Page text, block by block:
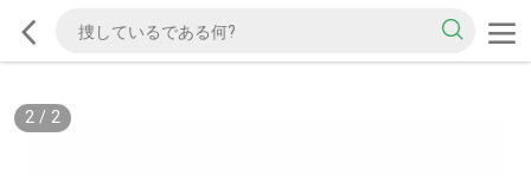
2/ 2